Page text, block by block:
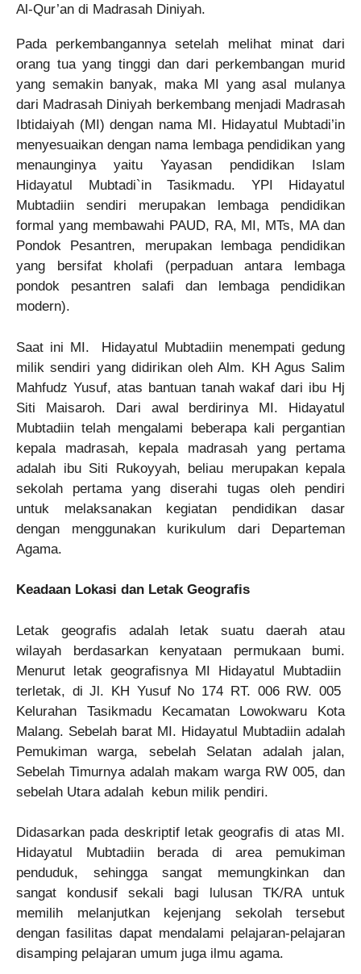
Al-Qur’an di Madrasah Diniyah.
Pada perkembangannya setelah melihat minat dari
orang tua yang tinggi dan dari perkembangan murid
yang semakin banyak, maka MI yang asal mulanya
dari Madrasah Diniyah berkembang menjadi Madrasah
Ibtidaiyah (MI) dengan nama MI. Hidayatul Mubtadi’in
menyesuaikan dengan nama lembaga pendidikan yang
menaunginya yaitu Yayasan pendidikan Islam
Hidayatul Mubtadi`in Tasikmadu. YPI Hidayatul
Mubtadiin sendiri merupakan lembaga pendidikan
formal yang membawahi PAUD, RA, MI, MTs, MA dan
Pondok Pesantren, merupakan lembaga pendidikan
yang bersifat kholafi (perpaduan antara lembaga
pondok pesantren salafi dan lembaga pendidikan
modern).
Saat ini MI. Hidayatul Mubtadiin menempati gedung
milik sendiri yang didirikan oleh Alm. KH Agus Salim
Mahfudz Yusuf, atas bantuan tanah wakaf dari ibu Hj
Siti Maisaroh. Dari awal berdirinya MI. Hidayatul
Mubtadiin telah mengalami beberapa kali pergantian
kepala madrasah, kepala madrasah yang pertama
adalah ibu Siti Rukoyyah, beliau merupakan kepala
sekolah pertama yang diserahi tugas oleh pendiri
untuk melaksanakan kegiatan pendidikan dasar
dengan menggunakan kurikulum dari Departeman
Agama.
Keadaan Lokasi dan Letak Geografis
Letak geografis adalah letak suatu daerah atau
wilayah berdasarkan kenyataan permukaan bumi.
Menurut letak geografisnya MI Hidayatul Mubtadiin
terletak, di Jl. KH Yusuf No 174 RT. 006 RW. 005
Kelurahan Tasikmadu Kecamatan Lowokwaru Kota
Malang. Sebelah barat MI. Hidayatul Mubtadiin adalah
Pemukiman warga, sebelah Selatan adalah jalan,
Sebelah Timurnya adalah makam warga RW 005, dan
sebelah Utara adalah kebun milik pendiri.
Didasarkan pada deskriptif letak geografis di atas MI.
Hidayatul Mubtadiin berada di area pemukiman
penduduk, sehingga sangat memungkinkan dan
sangat kondusif sekali bagi lulusan TK/RA untuk
memilih melanjutkan kejenjang sekolah tersebut
dengan fasilitas dapat mendalami pelajaran-pelajaran
disamping pelajaran umum juga ilmu agama.